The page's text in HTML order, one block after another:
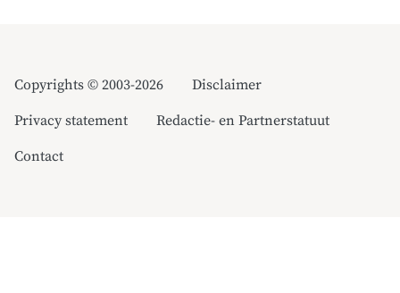
Copyrights © 2003-2026
Disclaimer
Privacy statement
Redactie- en Partnerstatuut
Contact